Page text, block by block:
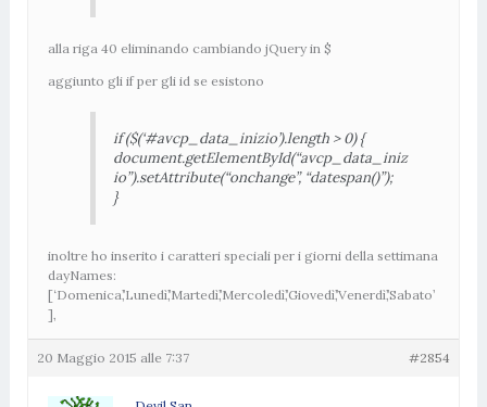
alla riga 40 eliminando cambiando jQuery in $
aggiunto gli if per gli id se esistono
if ($(‘#avcp_data_inizio’).length > 0) {
document.getElementById(“avcp_data_iniz
io”).setAttribute(“onchange”, “datespan()”);
}
inoltre ho inserito i caratteri speciali per i giorni della settimana
dayNames:
[‘Domenica’,’Lunedì’,’Martedì’,’Mercoledì’,’Giovedì’,’Venerdì’,’Sabato’
],
20 Maggio 2015 alle 7:37 #2854